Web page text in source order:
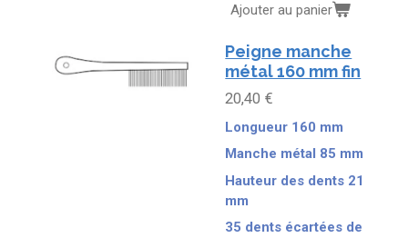
Ajouter au panier
Peigne manche
métal 160 mm fin
20,40 €
Longueur 160 mm
Manche métal 85 mm
Hauteur des dents 21
mm
35 dents écartées de